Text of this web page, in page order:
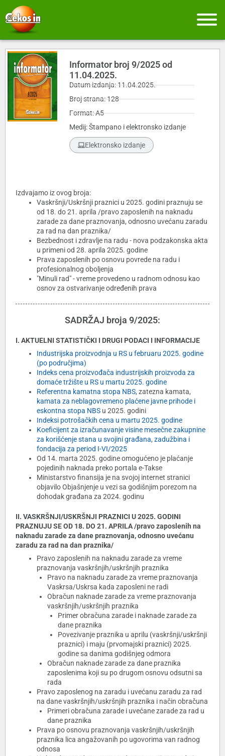
Informator broj 9/2025 od
11.04.2025.
Datum izdanja: 11.04.2025.
Broj strana: 128
Format: A5
Medij: Štampano i elektronsko izdanje
Elektronsko izdanje
Izdvajamo iz ovog broja:
Vaskršnji/Uskršnji praznici u 2025. godini praznuju se
od 18. do 21. aprila /pravo zaposlenih na naknadu
zarade za dane praznovanja, odnosno uvećanu zaradu
za rad na dan praznika/
Bezbednost i zdravlje na radu - nova podzakonska akta
u primeni od 28. aprila 2025. godine
Prava zaposlenih po osnovu povrede na radu i
profesionalnog oboljenja
"Minuli rad" - vreme provedeno u radnom odnosu kao
osnov za ostvarivanje određenih prava
SADRŽAJ broja 9/2025:
I. AKTUELNI STATISTIČKI I DRUGI PODACI I INFORMACIJE
Industrijska proizvodnja u RS u februaru 2025. godine
(po područjima)
Indeks cena proizvođača industrijskih proizvoda za
domaće tržište u RS u martu 2025. godine
Referentna kamatna stopa NBS, zatezna kamata,
kamata za neblagovremeno plaćene javne prihode i
eskontna stopa NBS u 2025. godini
Indeksi potrošačkih cena u martu 2025. godine
Koeficijent za izračunavanje visine mesečne zakupnine
za korišćenje stana u svojini građana, zadužbina i
fondacija za period I-VI/2025
Od 14. marta 2025. godine omogućeno je plaćanje
pojedinih naknada preko portala e-Takse
Ministarstvo finansija je na svojoj internet stranici
objavilo Objašnjenje u vezi sa godišnjim porezom na
dohodak građana za 2024. godinu
II. VASKRŠNJI/USKRŠNJI PRAZNICI U 2025. GODINI
PRAZNUJU SE OD 18. DO 21. APRILA /pravo zaposlenih na
naknadu zarade za dane praznovanja, odnosno uvećanu
zaradu za rad na dan praznika/
Pravo zaposlenih na naknadu zarade za vreme
praznovanja vaskršnjih/uskršnjih praznika
Pravo na naknadu zarade za vreme praznovanja
Vaskrsa/Uskrsa kada zaposleni ne radi
Obračun naknade zarade za vreme praznovanja
vaskršnjih/uskršnjih praznika
Primer obračuna zarade i naknade zarade za
dane praznika
Povezivanje praznika u aprilu (vaskršnji/uskršnji
praznici) i maju (prvomajski praznici) 2025.
godine sa danima godišnjeg odmora
Obračun naknade zarade za dane praznika
zaposlenima koji su po drugom osnovu odsutni sa
rada
Pravo zaposlenog na zaradu i uvećanu zaradu za rad
na dane vaskršnjih/uskršnjih praznika i način obračuna
Primeri obračuna zarade i uvećane zarade za rad u
dane praznika
Prava po osnovu praznovanja vaskršnjih/uskršnjih
praznika lica angažovanih po ugovorima van radnog
odnosa